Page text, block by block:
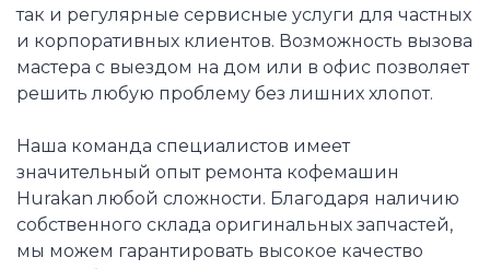
так и регулярные сервисные услуги для частных
и корпоративных клиентов. Возможность вызова
мастера с выездом на дом или в офис позволяет
решить любую проблему без лишних хлопот.
Наша команда специалистов имеет
значительный опыт ремонта кофемашин
Hurakan любой сложности. Благодаря наличию
собственного склада оригинальных запчастей,
мы можем гарантировать высокое качество